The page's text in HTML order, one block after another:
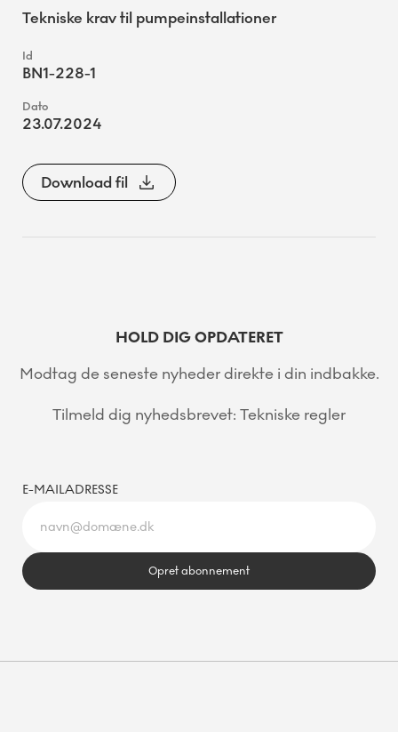
Tekniske krav til pumpeinstallationer
BN1-228-1
23.07.2024
Download fil
HOLD DIG OPDATERET
Modtag de seneste nyheder direkte i din indbakke.
Tilmeld dig nyhedsbrevet: Tekniske regler
E-MAILADRESSE
Opret abonnement